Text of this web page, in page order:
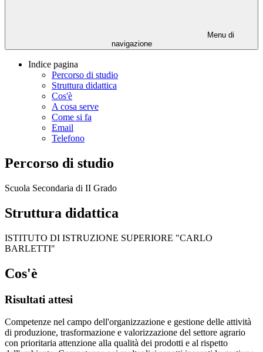
Menu di
navigazione
Indice pagina
Percorso di studio
Struttura didattica
Cos'è
A cosa serve
Come si fa
Email
Telefono
Percorso di studio
Scuola Secondaria di II Grado
Struttura didattica
ISTITUTO DI ISTRUZIONE SUPERIORE "CARLO
BARLETTI"
Cos'è
Risultati attesi
Competenze nel campo dell'organizzazione e gestione delle attività
di produzione, trasformazione e valorizzazione del settore agrario
con prioritaria attenzione alla qualità dei prodotti e al rispetto